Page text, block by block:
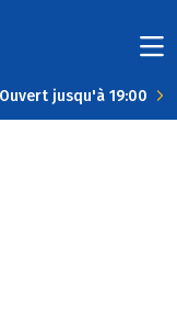
Ouvert jusqu'à 19:00